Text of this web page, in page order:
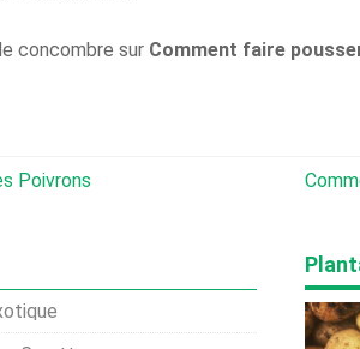
concombre sur Comment faire
Poivrons